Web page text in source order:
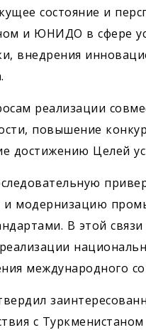
состояние и
и ЮНИДО в сфере
внедрения
реализации
повышение
достижению Целей
и модернизацию
В этой
международного
с